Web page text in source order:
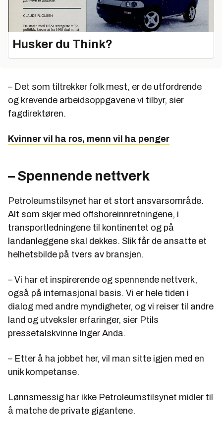
Husker du Think?
– Det som tiltrekker folk mest, er de utfordrende
og krevende arbeidsoppgavene vi tilbyr, sier
fagdirektøren.
Kvinner vil ha ros, menn vil ha penger
– Spennende nettverk
Petroleumstilsynet har et stort ansvarsområde.
Alt som skjer med offshoreinnretningene, i
transportledningene til kontinentet og på
landanleggene skal dekkes. Slik får de ansatte et
helhetsbilde på tvers av bransjen.
– Vi har et inspirerende og spennende nettverk,
også på internasjonal basis. Vi er hele tiden i
dialog med andre myndigheter, og vi reiser til andre
land og utveksler erfaringer, sier Ptils
pressetalskvinne Inger Anda.
– Etter å ha jobbet her, vil man sitte igjen med en
unik kompetanse.
Lønnsmessig har ikke Petroleumstilsynet midler til
å matche de private gigantene.